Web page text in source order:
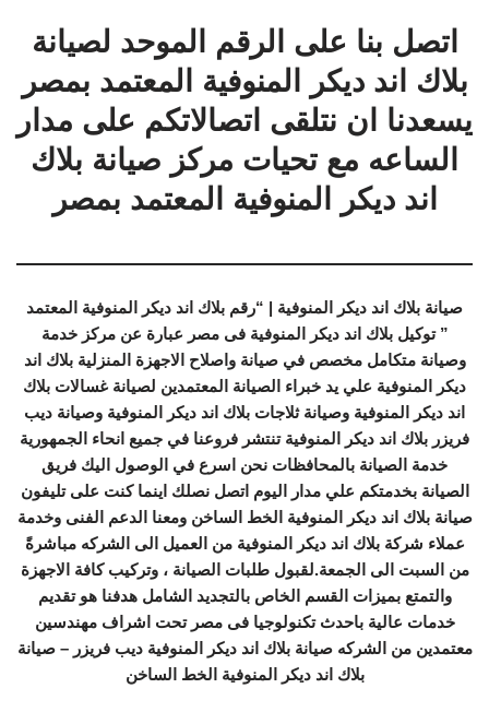
اتصل بنا على الرقم الموحد لصيانة
بلاك اند ديكر المنوفية المعتمد بمصر
يسعدنا ان نتلقى اتصالاتكم على مدار
الساعه مع تحيات مركز صيانة بلاك
اند ديكر المنوفية المعتمد بمصر
صيانة بلاك اند ديكر المنوفية | “رقم بلاك اند ديكر المنوفية المعتمد
” توكيل بلاك اند ديكر المنوفية فى مصر عبارة عن مركز خدمة
وصيانة متكامل مخصص في صيانة واصلاح الاجهزة المنزلية بلاك اند
ديكر المنوفية علي يد خبراء الصيانة المعتمدين لصيانة غسالات بلاك
اند ديكر المنوفية وصيانة ثلاجات بلاك اند ديكر المنوفية وصيانة ديب
فريزر بلاك اند ديكر المنوفية تنتشر فروعنا في جميع انحاء الجمهورية
خدمة الصيانة بالمحافظات نحن اسرع في الوصول اليك فريق
الصيانة بخدمتكم علي مدار اليوم اتصل نصلك اينما كنت على تليفون
صيانة بلاك اند ديكر المنوفية الخط الساخن ومعنا الدعم الفنى وخدمة
عملاء شركة بلاك اند ديكر المنوفية من العميل الى الشركه مباشرةً
من السبت الى الجمعة.لقبول طلبات الصيانة ، وتركيب كافة الاجهزة
والتمتع بميزات القسم الخاص بالتجديد الشامل هدفنا هو تقديم
خدمات عالية باحدث تكنولوجيا فى مصر تحت اشراف مهندسين
معتمدين من الشركه صيانة بلاك اند ديكر المنوفية ديب فريزر – صيانة
بلاك اند ديكر المنوفية الخط الساخن